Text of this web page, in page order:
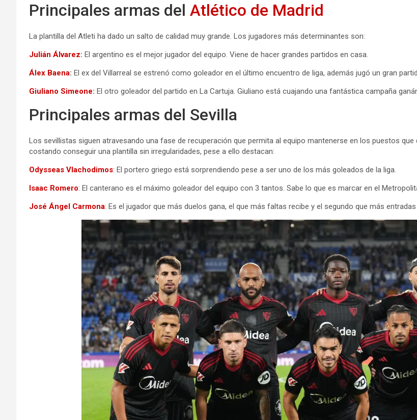
Principales armas del Atlético de Madrid
La plantilla del Atleti ha dado un salto de calidad muy grande. Los jugadores más determinantes son:
Julián Álvarez: El argentino es el mejor jugador del equipo. Viene de hacer grandes partidos en casa.
Álex Baena: El ex del Villarreal se estrenó como goleador en el último encuentro de liga, además jugó un gran
Giuliano Simeone: El otro goleador del partido en La Cartuja. Giuliano está cuajando una fantástica campaña
Principales armas del Sevilla
Los sevillistas siguen atravesando una fase de recuperación que permita al equipo mantenerse en los puestos
costando conseguir una plantilla sin irregularidades, pese a ello destacan:
Odysseas Vlachodimos: El portero griego está sorprendiendo pese a ser uno de los más goleados de la liga.
Isaac Romero: El canterano es el máximo goleador del equipo con 3 tantos. Sabe lo que es marcar en el
José Ángel Carmona: Es el jugador que más duelos gana, el que más faltas recibe y el segundo que más